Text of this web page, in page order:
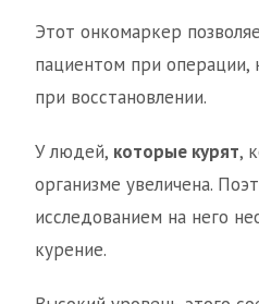
Этот онкомаркер
пациентом при операции,
при восстановлении.
У людей, которые курят,
организме увеличена.
исследованием на него
курение.